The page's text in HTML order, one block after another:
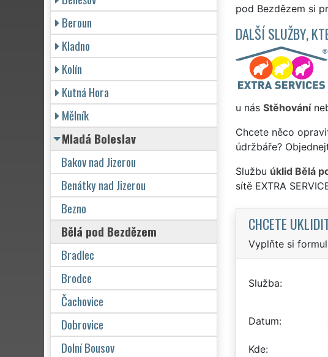
pod Bezdězem si
DALŠÍ SLUŽBY,
u nás Stěhování
Chcete něco
údržbáře?
Službu úklid Bělá
sítě EXTRA
CHCETE
Vyplňte si
Služba
Datum
Kde
Beroun
Kladno
Kolín
Kutná Hora
Mělník
Mladá Boleslav
Bakov nad Jizerou
Benátky nad Jizerou
Bezno
Bělá pod Bezdězem
Bradlec
Brodce
Čachovice
Dobrovice
Dolní Bousov